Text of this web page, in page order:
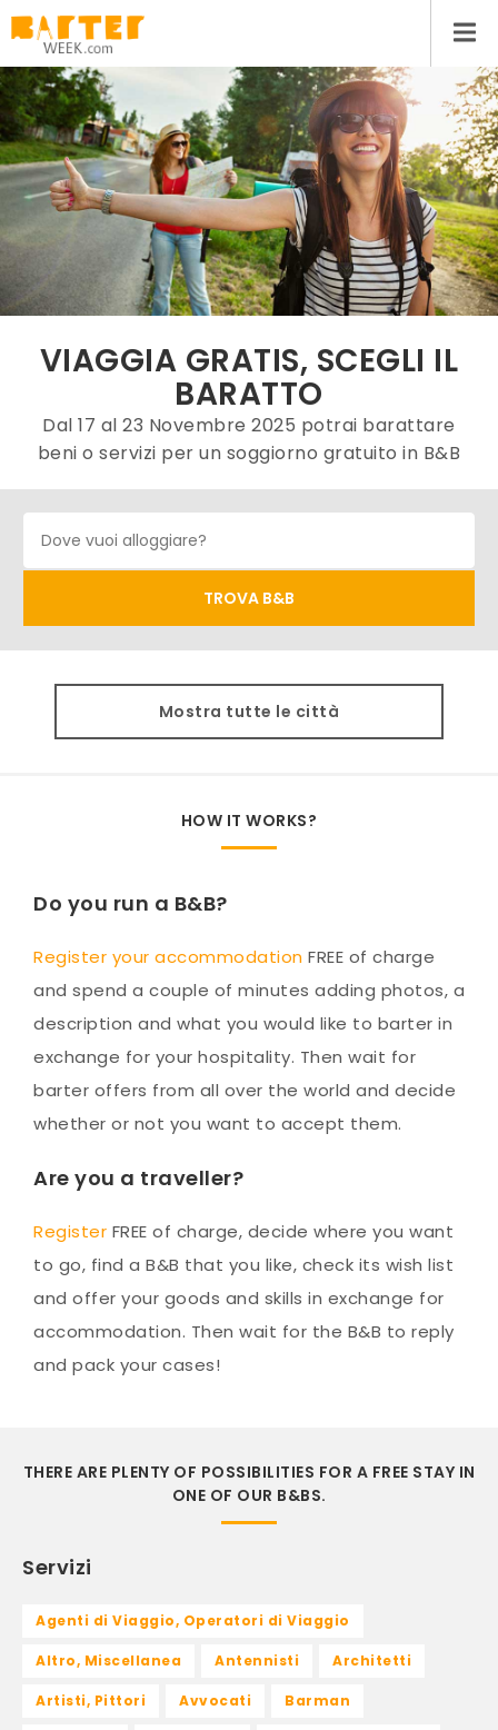
VIAGGIA GRATIS, SCEGLI IL
BARATTO
Dal 17 al 23 Novembre 2025 potrai barattare
beni o servizi per un soggiorno gratuito in B&B
Mostra tutte le città
HOW IT WORKS?
Do you run a B&B?
Register your accommodation FREE of charge
and spend a couple of minutes adding photos, a
description and what you would like to barter in
exchange for your hospitality. Then wait for
barter offers from all over the world and decide
whether or not you want to accept them.
Are you a traveller?
Register FREE of charge, decide where you want
to go, find a B&B that you like, check its wish list
and offer your goods and skills in exchange for
accommodation. Then wait for the B&B to reply
and pack your cases!
THERE ARE PLENTY OF POSSIBILITIES FOR A FREE STAY IN
ONE OF OUR B&BS.
Servizi
Agenti di Viaggio, Operatori di Viaggio
Altro, Miscellanea Antennisti Architetti
Artisti, Pittori Avvocati Barman